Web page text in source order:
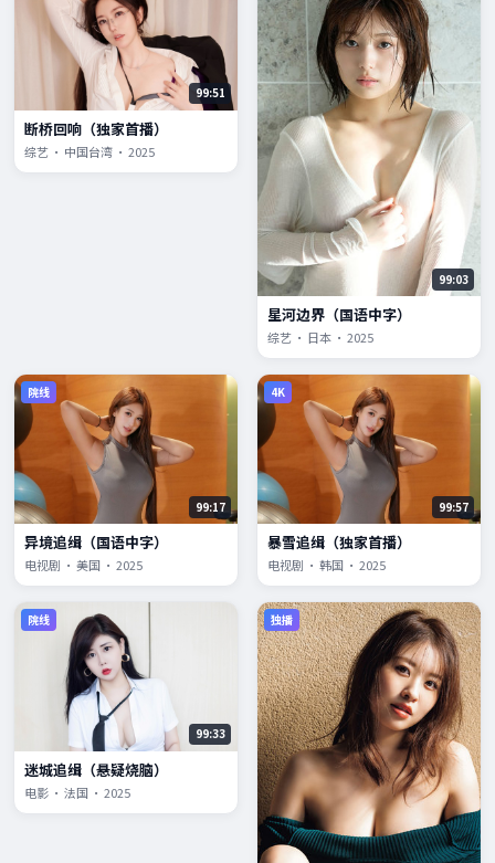
99:51
断桥回响（独家首播）
综艺 · 中国台湾 · 2025
99:03
星河边界（国语中字）
综艺 · 日本 · 2025
院线
99:17
异境追缉（国语中字）
电视剧 · 美国 · 2025
4K
99:57
暴雪追缉（独家首播）
电视剧 · 韩国 · 2025
院线
99:33
迷城追缉（悬疑烧脑）
电影 · 法国 · 2025
独播